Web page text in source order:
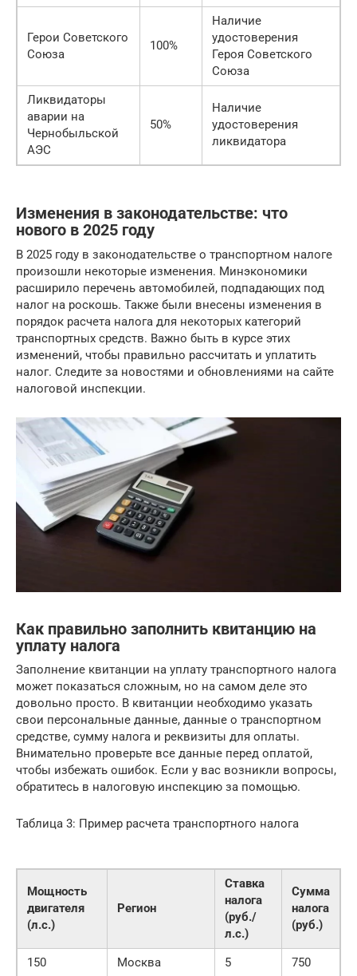
Герои Советского
Союза
100%
Наличие
удостоверения
Героя Советского
Союза
Ликвидаторы
аварии на
Чернобыльской
АЭС
50%
Наличие
удостоверения
ликвидатора
Изменения в законодательстве: что
нового в 2025 году
В 2025 году в законодательстве о транспортном налоге
произошли некоторые изменения. Минэкономики
расширило перечень автомобилей, подпадающих под
налог на роскошь. Также были внесены изменения в
порядок расчета налога для некоторых категорий
транспортных средств. Важно быть в курсе этих
изменений, чтобы правильно рассчитать и уплатить
налог. Следите за новостями и обновлениями на сайте
налоговой инспекции.
Как правильно заполнить квитанцию на
уплату налога
Заполнение квитанции на уплату транспортного налога
может показаться сложным, но на самом деле это
довольно просто. В квитанции необходимо указать
свои персональные данные, данные о транспортном
средстве, сумму налога и реквизиты для оплаты.
Внимательно проверьте все данные перед оплатой,
чтобы избежать ошибок. Если у вас возникли вопросы,
обратитесь в налоговую инспекцию за помощью.
Таблица 3: Пример расчета транспортного налога
Мощность
двигателя
(л.с.)
Регион
Ставка
налога
(руб./
л.с.)
Сумма
налога
(руб.)
150 Москва 5 750